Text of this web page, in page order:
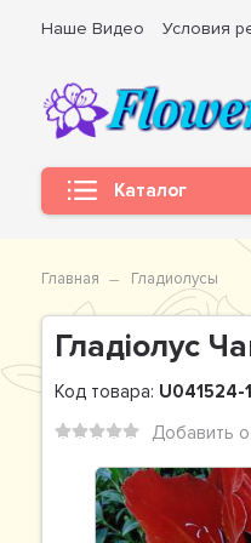
Наше Видео Условия
Каталог
Главная Гладиолусы
Гладiолус
Код товара: U041524-
Добавить